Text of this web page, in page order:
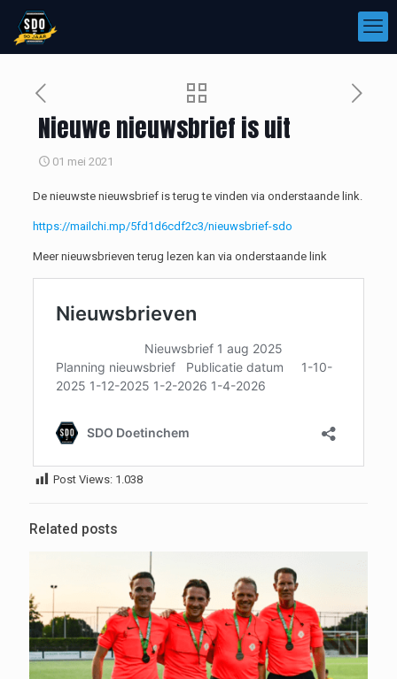
Nieuwe nieuwsbrief is uit
01 mei 2021
De nieuwste nieuwsbrief is terug te vinden via onderstaande link.
https://mailchi.mp/5fd1d6cdf2c3/nieuwsbrief-sdo
Meer nieuwsbrieven terug lezen kan via onderstaande link
Post Views: 1.038
Related posts